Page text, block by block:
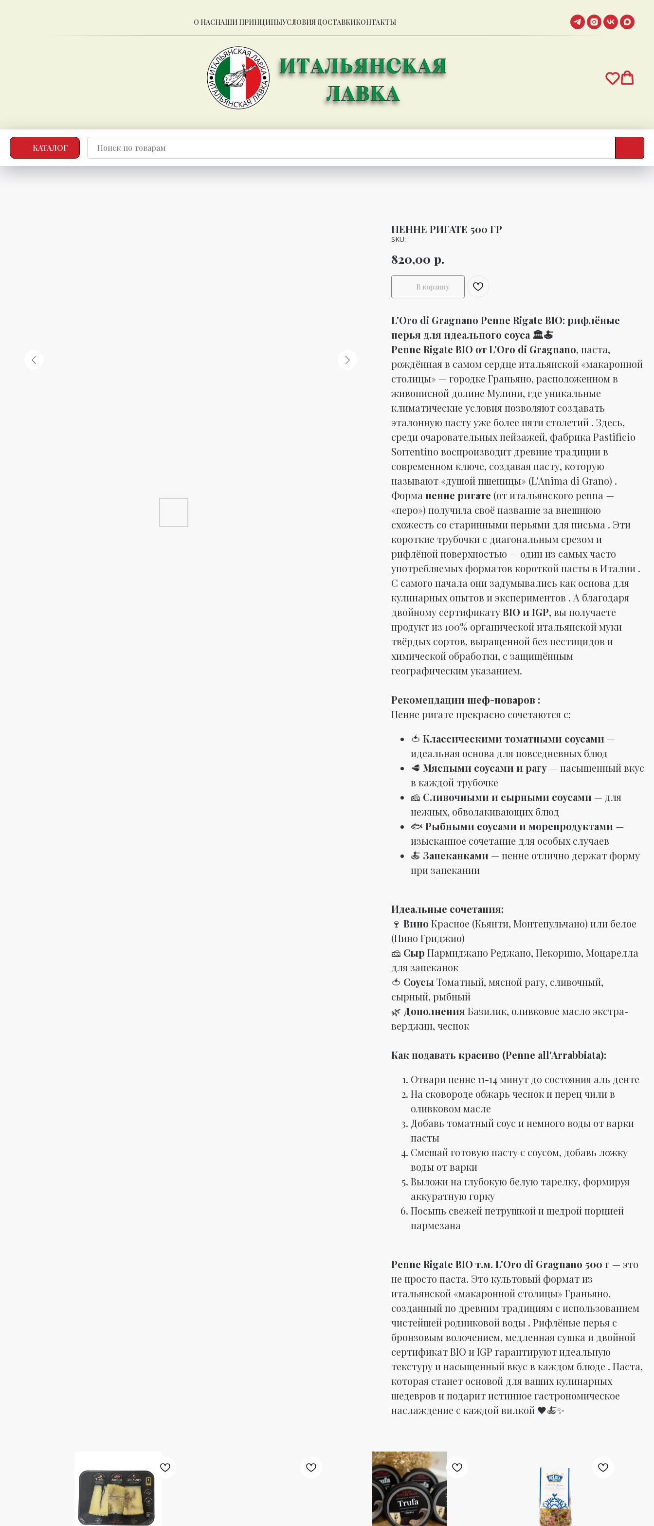
О НАСНАШИ ПРИНЦИПЫУСЛОВИЯ ДОСТАВКИКОНТАКТЫ
КАТАЛОГ
ПЕННЕ РИГАТЕ 500 ГР
SKU:
820,00 р.
В корзину
L'Oro di Gragnano Penne Rigate BIO: рифлёные
перья для идеального соуса 🏛️🍝
Penne Rigate BIO от L'Oro di Gragnano, паста,
рождённая в самом сердце итальянской «макаронной
столицы» — городке Граньяно, расположенном в
живописной долине Мулини, где уникальные
климатические условия позволяют создавать
эталонную пасту уже более пяти столетий . Здесь,
среди очаровательных пейзажей, фабрика Pastificio
Sorrentino воспроизводит древние традиции в
современном ключе, создавая пасту, которую
называют «душой пшеницы» (L'Anima di Grano) .
Форма пенне ригате (от итальянского penna —
«перо») получила своё название за внешнюю
схожесть со старинными перьями для письма . Эти
короткие трубочки с диагональным срезом и
рифлёной поверхностью — один из самых часто
употребляемых форматов короткой пасты в Италии .
С самого начала они задумывались как основа для
кулинарных опытов и экспериментов . А благодаря
двойному сертификатуBIO и IGP, вы получаете
продукт из 100% органической итальянской муки
твёрдых сортов, выращенной без пестицидов и
химической обработки, с защищённым
географическим указанием.
Рекомендации шеф-поваров :
Пенне ригате прекрасно сочетаются с:
🍅 Классическими томатными соусами—
идеальная основа для повседневных блюд
🥩 Мясными соусами и рагу— насыщенный вкус
в каждой трубочке
🧀 Сливочными и сырными соусами— для
нежных, обволакивающих блюд
🐟 Рыбными соусами и морепродуктами—
изысканное сочетание для особых случаев
🍝 Запеканками— пенне отлично держат форму
при запекании
Идеальные сочетания:
🍷 Вино Красное (Кьянти, Монтепульчано) или белое
(Пино Гриджио)
🧀 Сыр Пармиджано Реджано, Пекорино, Моцарелла
для запеканок
🍅 Соусы Томатный, мясной рагу, сливочный,
сырный, рыбный
🌿 Дополнения Базилик, оливковое масло экстра-
верджин, чеснок
Как подавать красиво (Penne all'Arrabbiata):
Отвари пенне 11-14 минут до состояния аль денте
На сковороде обжарь чеснок и перец чили в
оливковом масле
Добавь томатный соус и немного воды от варки
пасты
Смешай готовую пасту с соусом, добавь ложку
воды от варки
Выложи на глубокую белую тарелку, формируя
аккуратную горку
Посыпь свежей петрушкой и щедрой порцией
пармезана
Penne Rigate BIO т.м. L'Oro di Gragnano 500 г — это
не просто паста. Это культовый формат из
итальянской «макаронной столицы» Граньяно,
созданный по древним традициям с использованием
чистейшей родниковой воды . Рифлёные перья с
бронзовым волочением, медленная сушка и двойной
сертификат BIO и IGP гарантируют идеальную
текстуру и насыщенный вкус в каждом блюде . Паста,
которая станет основой для ваших кулинарных
шедевров и подарит истинное гастрономическое
наслаждение с каждой вилкой 🖤🍝✨